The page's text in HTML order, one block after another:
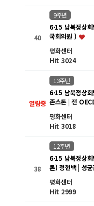
40
9주년
6·15 남북정상
국회의원 )
평화센터
Hit 3024
열람중
13주년
6·15 남북정상
존스톤 | 전
평화센터
Hit 3018
38
12주년
6·15 남북정상
론) 정현백 | 성
평화센터
Hit 2999